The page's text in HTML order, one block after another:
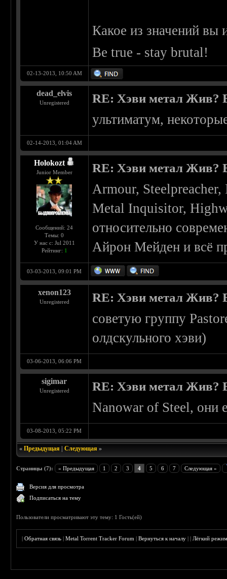
Какое из значений вы
Be true - stay brutal!
02-13-2013, 10:50 AM
dead_elvis
Unregistered RE: Хэви метал Жив?
ультиматум,
02-14-2013, 01:04 AM
Holokozt
Junior Member
Сообщений: 24
Темы: 0
У нас с: Jul 2011
Рейтинг: 1
RE: Хэви метал Жив?
Armour,
Metal Inquisitor,
относительно
Айрон Мейден и всё
03-03-2013, 09:01 PM
xenon123
Unregistered RE: Хэви метал Жив?
советую группу
олдскульного хэви)
03-06-2013, 06:06 PM
sigimar
Unregistered RE: Хэви метал Жив?
Nanowar of Steel, они
03-08-2013, 05:22 PM
«Предыдущая |Следующая »
Страницы (7): « Предыдущая 1 2 3 4 5 6 7 Следующая »
Версия для просмотра
Подписаться на тему
Пользователи просматривают эту тему: 1 Гость(ей)
|Обратная связь |Metal Torrent Tracker Forum |Вернуться к началу ||Лёгкий